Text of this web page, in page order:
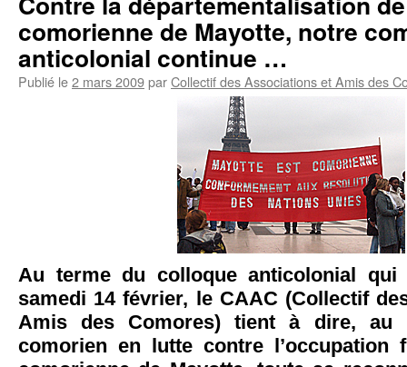
comorienne de Mayotte, notre
anticolonial continue …
Publié le2 mars 2009parCollectif des Associations et Amis des
Au terme du colloque anticolonial qui
samedi 14 février, le CAAC (Collectif
Amis des Comores) tient à dire, au
comorien en lutte contre l’occupation